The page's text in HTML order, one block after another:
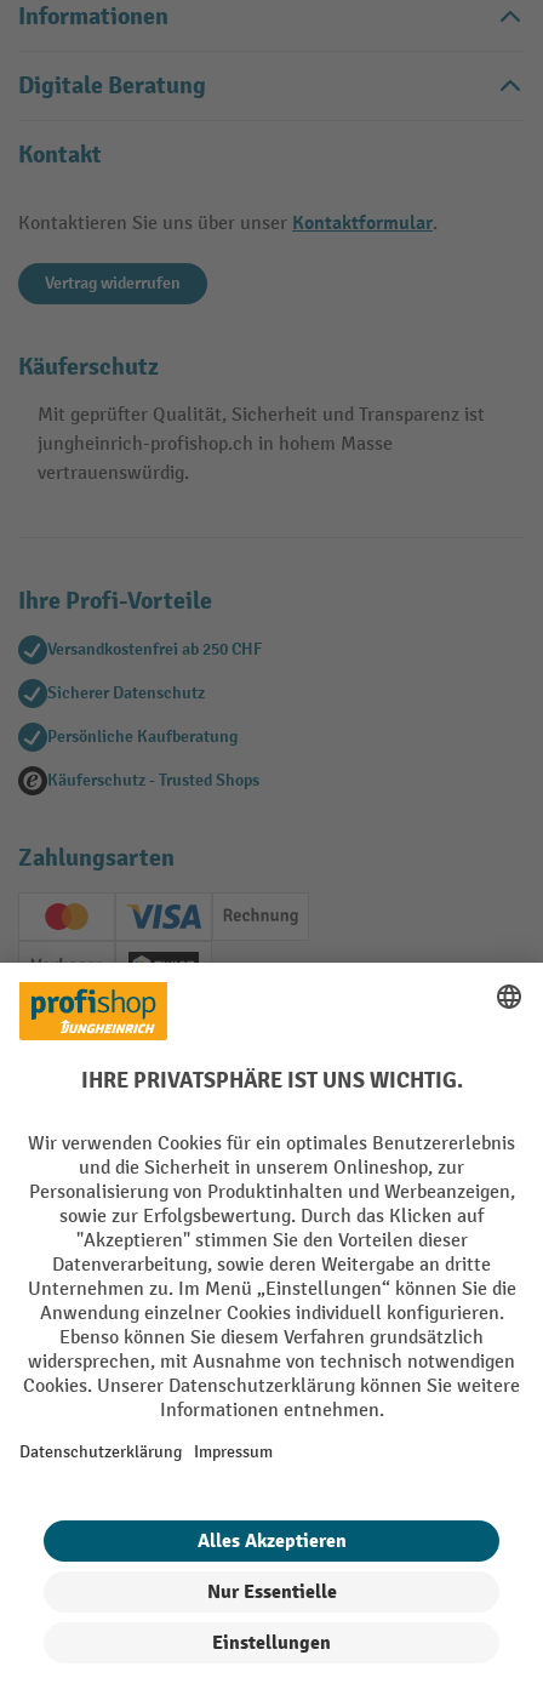
Informationen
Digitale Beratung
Kontakt
Kontaktieren Sie uns über unser Kontaktformular.
Vertrag widerrufen
Käuferschutz
Mit geprüfter Qualität, Sicherheit und Transparenz ist
jungheinrich-profishop.ch in hohem Masse
vertrauenswürdig.
Ihre Profi-Vorteile
Versandkostenfrei ab 250 CHF
Sicherer Datenschutz
Persönliche Kaufberatung
Käuferschutz - Trusted Shops
Zahlungsarten
Creditcard (Master)Creditcard (Visa)
Rechnung
Vorkasse Twint
Sprachen
DE FR
AGB Impressum Datenschutz Privacy Settings
Alle Preise exkl. gesetzl. Mehrwertsteuer zzgl.Versandkosten und ggf.
Nachnahmegebühren, wenn nicht anders angegeben.
¹ Der Rabatt gilt so lange der Vorrat reicht. Der Rabatt gilt nicht auf
Erstregistrierung für den Newsletter gewährt. Der Gutschein ist 10
Tage gültig und kann ab einem Netto-Bestellwert von 250.- CHF online
eingelöst werden. Die Höhe des Rabatts variiert je nach
Arbeitsschutz | 5% auf Werkstatt, Betrieb, Transport, Stapeln und